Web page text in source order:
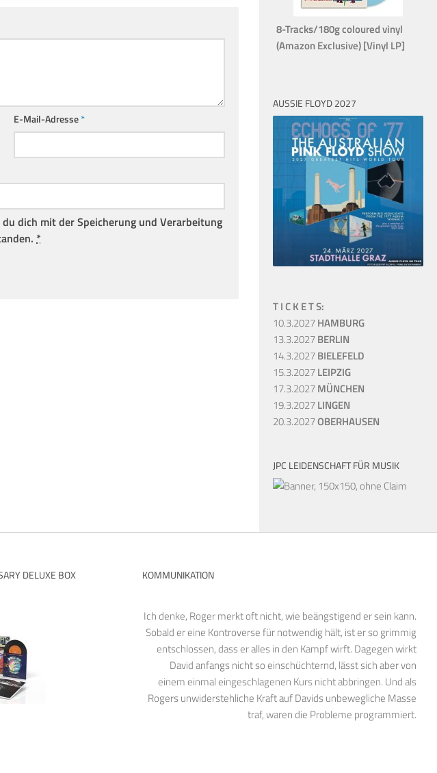
E-Mail-Adresse*
dich mit der Speicherung und Verarbeitung
*
8-Tracks/180g coloured vinyl
(Amazon Exclusive) [Vinyl LP]
AUSSIE FLOYD 2027
T I C K E T S:
10.3.2027HAMBURG
13.3.2027BERLIN
14.3.2027BIELEFELD
15.3.2027LEIPZIG
17.3.2027MÜNCHEN
19.3.2027LINGEN
20.3.2027OBERHAUSEN
JPC LEIDENSCHAFT FÜR MUSIK
DELUXE BOX KOMMUNIKATION
Ich denke, Roger merkt oft nicht, wie beängstigend er sein kann.
Sobald er eine Kontroverse für notwendig hält, ist er so grimmig
entschlossen, dass er alles in den Kampf wirft. Dagegen wirkt
David anfangs nicht so einschüchternd, lässt sich aber von
einem einmal eingeschlagenen Kurs nicht abbringen. Und als
Rogers unwiderstehliche Kraft auf Davids unbewegliche Masse
traf, waren die Probleme programmiert.